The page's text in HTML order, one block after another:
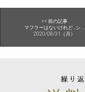
<< 前の記事
マフラーはないけれど…シ ...
2020/08/31（月）